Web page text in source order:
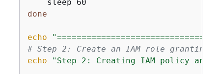
done
echo
# Step 2: Create an IAM role granting
echo
"Step 2: Creating IAM policy and